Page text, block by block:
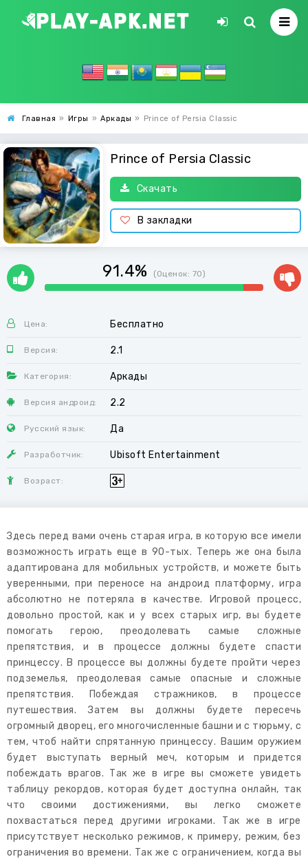
Главная » Игры » Аркады » Prince of Persia Classic
Prince of Persia Classic
Скачать
В закладки
91.4% (Оценок: 70)
Цена: Бесплатно
Версия: 2.1
Категория: Аркады
Версия андроид: 2.2
Русский язык: Да
Разработчик: Ubisoft Entertainment
Возраст:
Здесь перед вами очень старая игра, в которую все имели
возможность играть еще в 90-тых. Теперь же она была
адаптирована для мобильных устройств, и можете быть
уверенными, при переносе на андроид платформу, игра
абсолютно не потеряла в качестве. Игровой процесс,
довольно простой, как и у всех старых игр, вы будете
помогать герою, преодолевать самые сложные
препятствия, и в процессе должны будете спасти
принцессу. В процессе вы должны будете пройти через
подземелья, преодолевая самые опасные и сложные
препятствия. Побеждая стражников, в процессе
путешествия. Затем вы должны будете пересечь
огромный дворец, его многочисленные башни и с тюрьму, с
тем, чтоб найти спрятанную принцессу. Вашим оружием
будет выступать верный меч, которым и придется
побеждать врагов. Так же в игре вы сможете увидеть
таблицу рекордов, которая будет доступна онлайн, так
что своими достижениями, вы легко сможете
похвастаться перед другими игроками. Так же в игре
присутствует несколько режимов, к примеру, режим, без
ограничения во времени. Так же с ограничением, когда вы